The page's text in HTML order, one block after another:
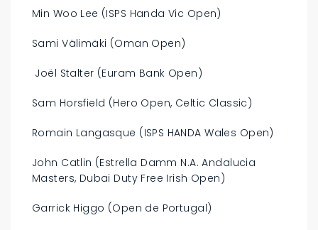
Min Woo Lee (ISPS Handa Vic Open)
Sami Välimäki (Oman Open)
Joël Stalter (Euram Bank Open)
Sam Horsfield (Hero Open, Celtic Classic)
Romain Langasque (ISPS HANDA Wales Open)
John Catlin (Estrella Damm N.A. Andalucia
Masters, Dubai Duty Free Irish Open)
Garrick Higgo (Open de Portugal)